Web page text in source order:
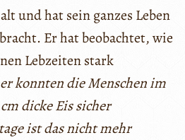
und hat sein ganzes Leben
Er hat beobachtet, wie
Lebzeiten stark
konnten die Menschen im
dicke Eis sicher
ist das nicht mehr